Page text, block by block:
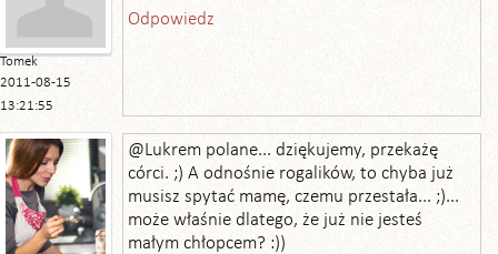
Tomek
2011-08-15
13:21:55
Odpowiedz
@Lukrem polane... dziękujemy, przekażę
córci. ;) A odnośnie rogalików, to chyba już
musisz spytać mamę, czemu przestała... ;)...
może właśnie dlatego, że już nie jesteś
małym chłopcem? :))